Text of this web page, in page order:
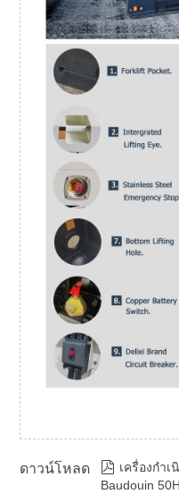
ดาวน์โหลด  เครื่องกำ
Baudouin